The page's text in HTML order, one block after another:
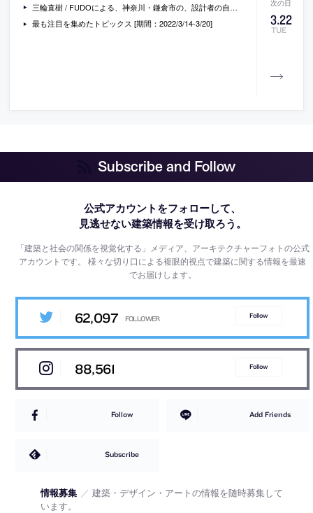
3.22
TUE
三輪直樹 / FUDOによる、神奈川・鎌倉市の、設計者の自邸「Yamanone no ie」。地域特有の谷地形“谷戸”の台形旗竿地に計画、地形から削り出た様な在り方と山の連なりに寄り添う構成を志向し各要素を設計、内外が織り交ざる多様な居場所を持つ空間を作り出す
最も注目を集めたトピックス [期間：2022/3/14-3/20]
Subscribe and Follow
公式アカウントをフォローして、
見逃せない建築情報を受け取ろう。
「建築と社会の関係を視覚化する」メディア、アーキテクチャーフォトの公式
アカウントです。様々な切り口による複眼的視点で建築に関する情報を最速
でお届けします。
62,097 Follow
88,561 Follow
Follow Add Friends
Subscribe
情報募集 ／ 建築・デザイン・アートの情報を随時募集して
います。